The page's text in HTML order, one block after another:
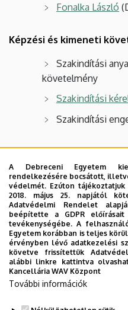
Fonalka László
Képzési és kimeneti
Szakindítási
követelmény
Szakindítási
Szakindítási
Tantervek
Szakindítási
A szak képzési
Archívum
Hasznos linkek a
Könyvtár
A Debreceni Egyetem
rendelkezésére bocsátott,
védelmét. Ezúton
2018. május 25. napjától
Adatvédelmi Rendelet
beépítette a GDPR
tevékenységébe. A
Egyetem korábban is teljes
érvényben lévő adatkezelési
követve frissítettük
alábbi linkre kattintva
Kancellária WAV Központ
További információk